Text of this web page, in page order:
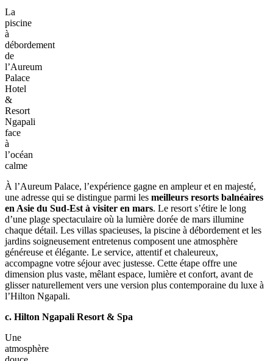
Sud-
Est
Le Sandoway incarne une vision intime et authentique de Ngapali,
l’une des plus belles options
villas en teck, ouvertes sur une plage immaculée, offrent un cadre
chaleureux où le calme domine. En mars, la mer limpide et la météo
parfaite rendent chaque baignade délicieuse. Le service, attentif et
discret, renforce cette sensation de refuge élégant, tandis que les
dîners en bord de mer ajoutent une touche de romantisme discret.
Cette première étape vous plonge dans la douceur la plus pure de
Ngapali, ouvrant idéalement votre
Asie du Sud-Est
b. Aureum Palace Hotel & Resort Ngapali